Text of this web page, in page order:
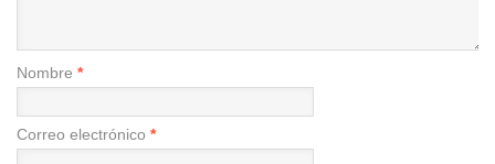
Nombre *
Correo electrónico *